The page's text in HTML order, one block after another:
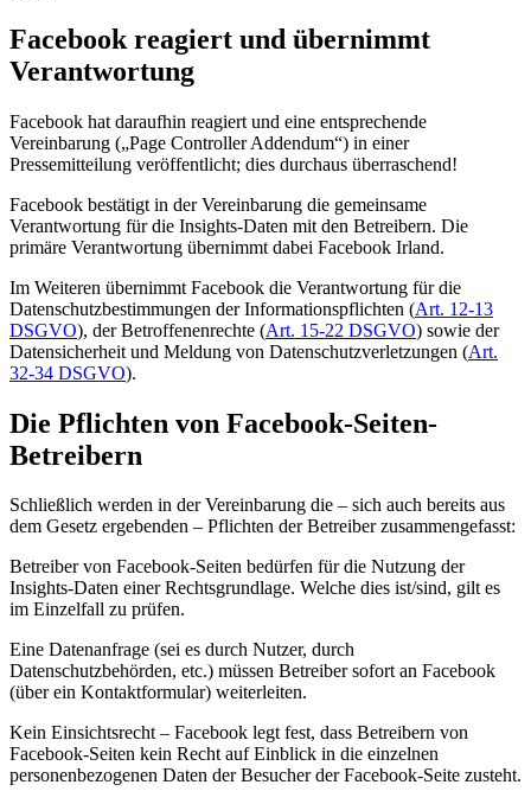
Facebook reagiert und übernimmt
Verantwortung
Facebook hat daraufhin reagiert und eine entsprechende
Vereinbarung („Page Controller Addendum“) in einer
Pressemitteilung veröffentlicht; dies durchaus überraschend!
Facebook bestätigt in der Vereinbarung die gemeinsame
Verantwortung für die Insights-Daten mit den Betreibern. Die
primäre Verantwortung übernimmt dabei Facebook Irland.
Im Weiteren übernimmt Facebook die Verantwortung für die
Datenschutzbestimmungen der Informationspflichten (Art. 12-13
DSGVO), der Betroffenenrechte (Art. 15-22 DSGVO) sowie der
Datensicherheit und Meldung von Datenschutzverletzungen (Art.
32-34 DSGVO).
Die Pflichten von Facebook-Seiten-
Betreibern
Schließlich werden in der Vereinbarung die – sich auch bereits aus
dem Gesetz ergebenden – Pflichten der Betreiber zusammengefasst:
Betreiber von Facebook-Seiten bedürfen für die Nutzung der
Insights-Daten einer Rechtsgrundlage. Welche dies ist/sind, gilt es
im Einzelfall zu prüfen.
Eine Datenanfrage (sei es durch Nutzer, durch
Datenschutzbehörden, etc.) müssen Betreiber sofort an Facebook
(über ein Kontaktformular) weiterleiten.
Kein Einsichtsrecht – Facebook legt fest, dass Betreibern von
Facebook-Seiten kein Recht auf Einblick in die einzelnen
personenbezogenen Daten der Besucher der Facebook-Seite zusteht.